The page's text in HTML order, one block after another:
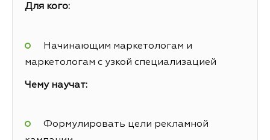
Для кого:
Начинающим маркетологам и
маркетологам с узкой специализацией
Чему научат:
Формулировать цели рекламной